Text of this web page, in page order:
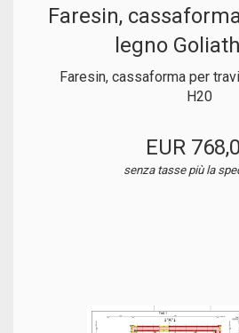
Faresin,
legno
Faresin, cassaforma per
H20
EUR
senza tasse più la